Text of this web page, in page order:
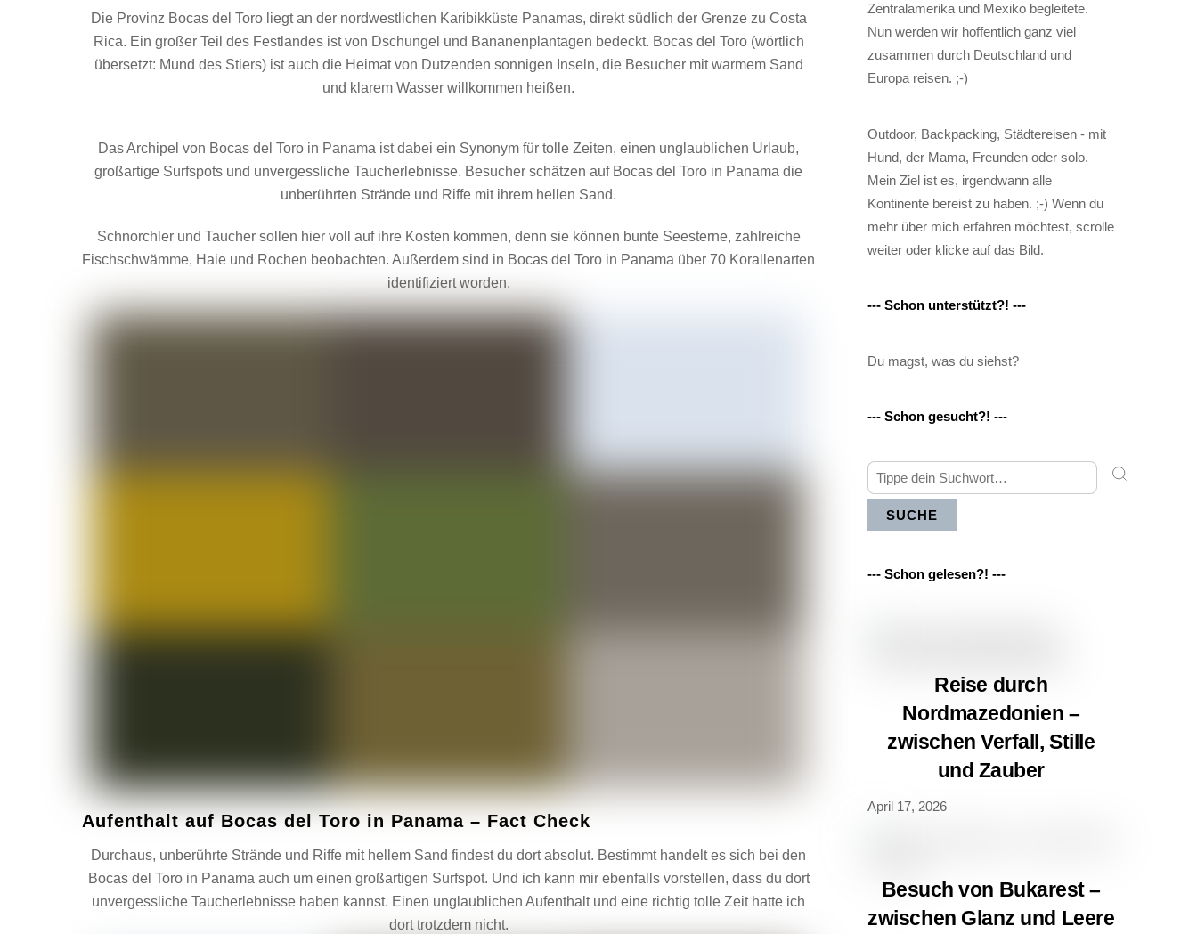
Die Provinz Bocas del Toro liegt an der nordwestlichen Karibikküste Panamas, direkt südlich der Grenze zu Costa
Rica. Ein großer Teil des Festlandes ist von Dschungel und Bananenplantagen bedeckt. Bocas del Toro (wörtlich
übersetzt: Mund des Stiers) ist auch die Heimat von Dutzenden sonnigen Inseln, die Besucher mit warmem Sand
und klarem Wasser willkommen heißen.
Das Archipel von Bocas del Toro in Panama ist dabei ein Synonym für tolle Zeiten, einen unglaublichen Urlaub,
großartige Surfspots und unvergessliche Taucherlebnisse. Besucher schätzen auf Bocas del Toro in Panama die
unberührten Strände und Riffe mit ihrem hellen Sand.
Schnorchler und Taucher sollen hier voll auf ihre Kosten kommen, denn sie können bunte Seesterne, zahlreiche
Fischschwämme, Haie und Rochen beobachten. Außerdem sind in Bocas del Toro in Panama über 70 Korallenarten
identifiziert worden.
Aufenthalt auf Bocas del Toro in Panama – Fact Check
Durchaus, unberührte Strände und Riffe mit hellem Sand findest du dort absolut. Bestimmt handelt es sich bei den
Bocas del Toro in Panama auch um einen großartigen Surfspot. Und ich kann mir ebenfalls vorstellen, dass du dort
unvergessliche Taucherlebnisse haben kannst. Einen unglaublichen Aufenthalt und eine richtig tolle Zeit hatte ich
dort trotzdem nicht.
Zentralamerika und Mexiko begleitete.
Nun werden wir hoffentlich ganz viel
zusammen durch Deutschland und
Europa reisen. ;-)
Outdoor, Backpacking, Städtereisen - mit
Hund, der Mama, Freunden oder solo.
Mein Ziel ist es, irgendwann alle
Kontinente bereist zu haben. ;-) Wenn du
mehr über mich erfahren möchtest, scrolle
weiter oder klicke auf das Bild.
--- Schon unterstützt?! ---
Du magst, was du siehst?
--- Schon gesucht?! ---
SUCHE
--- Schon gelesen?! ---
Reise durch
Nordmazedonien –
zwischen Verfall, Stille
und Zauber
April 17, 2026
Besuch von Bukarest –
zwischen Glanz und Leere